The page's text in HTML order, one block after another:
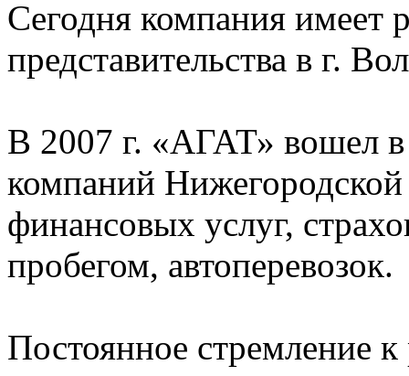
Сегодня компания имеет
представительства в г.
В 2007 г. «АГАТ» вошел
компаний
финансовых услуг,
пробегом, автоперевозок.
Постоянное стремление